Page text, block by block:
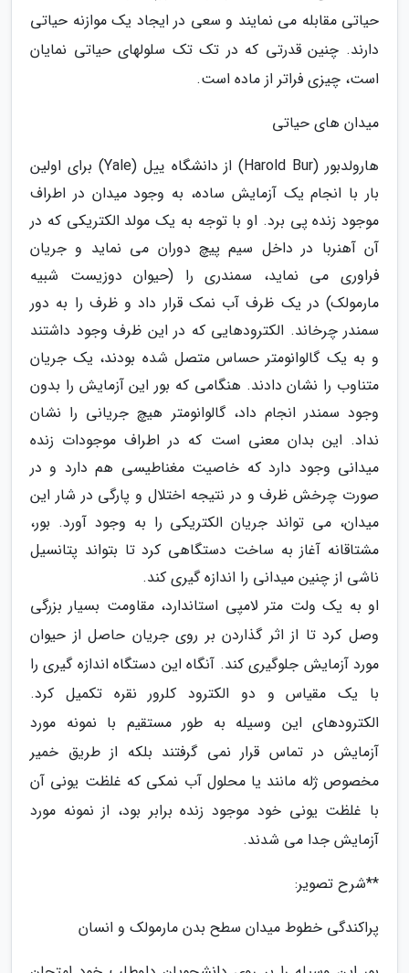
حیاتی مقابله می نمایند و سعی در ایجاد یک موازنه حیاتی
دارند. چنین قدرتی که در تک تک سلولهای حیاتی نمایان
است، چیزی فراتر از ماده است.
میدان های حیاتی
هارولدبور (Harold Bur) از دانشگاه ییل (Yale) برای اولین
بار با انجام یک آزمایش ساده، به وجود میدان در اطراف
موجود زنده پی برد. او با توجه به یک مولد الکتریکی که در
آن آهنربا در داخل سیم پیچ دوران می نماید و جریان
فراوری می نماید، سمندری را (حیوان دوزیست شبیه
مارمولک) در یک ظرف آب نمک قرار داد و ظرف را به دور
سمندر چرخاند. الکترودهایی که در این ظرف وجود داشتند
و به یک گالوانومتر حساس متصل شده بودند، یک جریان
متناوب را نشان دادند. هنگامی که بور این آزمایش را بدون
وجود سمندر انجام داد، گالوانومتر هیچ جریانی را نشان
نداد. این بدان معنی است که در اطراف موجودات زنده
میدانی وجود دارد که خاصیت مغناطیسی هم دارد و در
صورت چرخش ظرف و در نتیجه اختلال و پارگی در شار این
میدان، می تواند جریان الکتریکی را به وجود آورد. بور،
مشتاقانه آغاز به ساخت دستگاهی کرد تا بتواند پتانسیل
ناشی از چنین میدانی را اندازه گیری کند.
او به یک ولت متر لامپی استاندارد، مقاومت بسیار بزرگی
وصل کرد تا از اثر گذاردن بر روی جریان حاصل از حیوان
مورد آزمایش جلوگیری کند. آنگاه این دستگاه اندازه گیری را
با یک مقیاس و دو الکترود کلرور نقره تکمیل کرد.
الکترودهای این وسیله به طور مستقیم با نمونه مورد
آزمایش در تماس قرار نمی گرفتند بلکه از طریق خمیر
مخصوص ژله مانند یا محلول آب نمکی که غلظت یونی آن
با غلظت یونی خود موجود زنده برابر بود، از نمونه مورد
آزمایش جدا می شدند.
**شرح تصویر:
پراکندگی خطوط میدان سطح بدن مارمولک و انسان